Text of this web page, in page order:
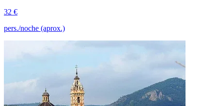
32 €
pers./noche (aprox.)